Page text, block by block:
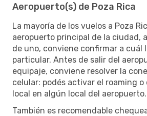
Aeropuerto(s) de Poza Rica
La mayoría de los vuelos a Poza
aeropuerto principal de la ciudad,
de uno, conviene confirmar a cuál
particular. Antes de salir del
equipaje, conviene resolver la
celular: podés activar el roaming o
local en algún local del aeropuerto.
También es recomendable